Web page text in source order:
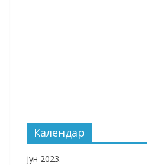
Календар
јун 2023.